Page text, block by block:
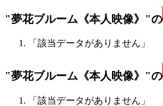
"夢花ブルーム《本人映像》"の
「該当データがありません」
"夢花ブルーム《本人映像》"の
「該当データがありません」